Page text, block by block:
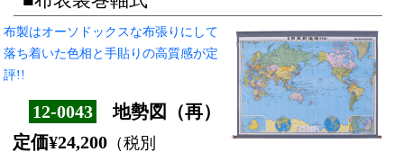
布製はオーソドックスな布張りにして
落ち着いた色相と手貼りの高質感が定
評!!
12-0043
地勢図（再）
定価¥24,200（税別